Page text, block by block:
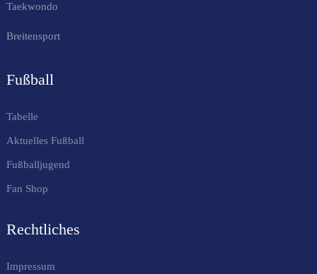
Taekwondo
Breitensport
Fußball
Tabelle
Aktuelles Fußball
Fußballjugend
Fan Shop
Rechtliches
Impressum